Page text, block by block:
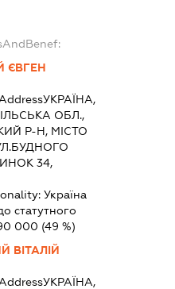
ЄВГЕН
УКРАЇНА,
ОБЛ.,
Р-Н, МІСТО
34,
Україна
статутного
000 (49 %)
ВІТАЛІЙ
УКРАЇНА,